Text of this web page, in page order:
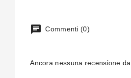
Commenti (0)
Ancora nessuna recensione